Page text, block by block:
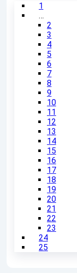
1
…
2
3
4
5
6
7
8
9
10
11
12
13
14
15
16
17
18
19
20
21
22
23
24
25